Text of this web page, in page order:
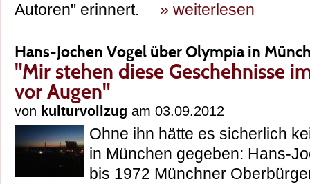
Autoren" erinnert. » weiterlesen
Hans-Jochen Vogel über Olympia in
"Mir stehen diese Geschehnisse
vor Augen"
von kulturvollzug am 03.09.2012
Ohne ihn hätte es sicherlich
in München gegeben: Hans-
bis 1972 Münchner